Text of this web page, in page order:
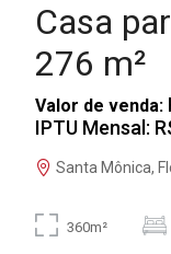
Casa
276 m²
Valor de venda:
IPTU Mensal:
Santa Mônica,
360m²